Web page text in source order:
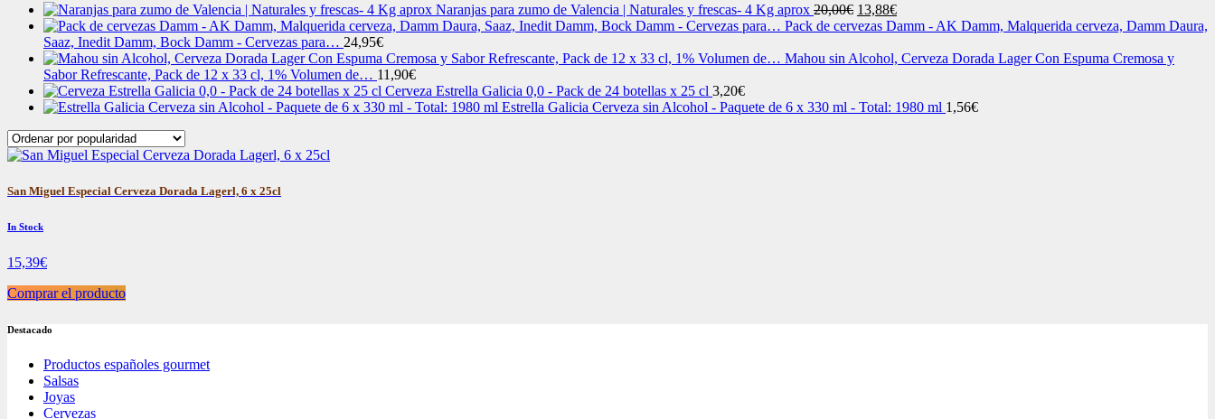
Naranjas para zumo de Valencia | Naturales y frescas- 4 Kg aprox 20,00€ El
precio
era:
13,88€El
precio
es:
Pack de cervezas Damm - AK Damm, Malquerida cerveza, Damm Daura,
Saaz, Inedit Damm, Bock Damm - Cervezas para… 24,95€
Mahou sin Alcohol, Cerveza Dorada Lager Con Espuma Cremosa y
Sabor Refrescante, Pack de 12 x 33 cl, 1% Volumen de… 11,90€
Cerveza Estrella Galicia 0,0 - Pack de 24 botellas x 25 cl 3,20€
Estrella Galicia Cerveza sin Alcohol - Paquete de 6 x 330 ml - Total: 1980 ml 1,56€
San Miguel Especial Cerveza Dorada Lagerl, 6 x 25cl
In Stock
15,39€
Comprar el producto
Destacado
Productos españoles gourmet
Salsas
Joyas
Cervezas